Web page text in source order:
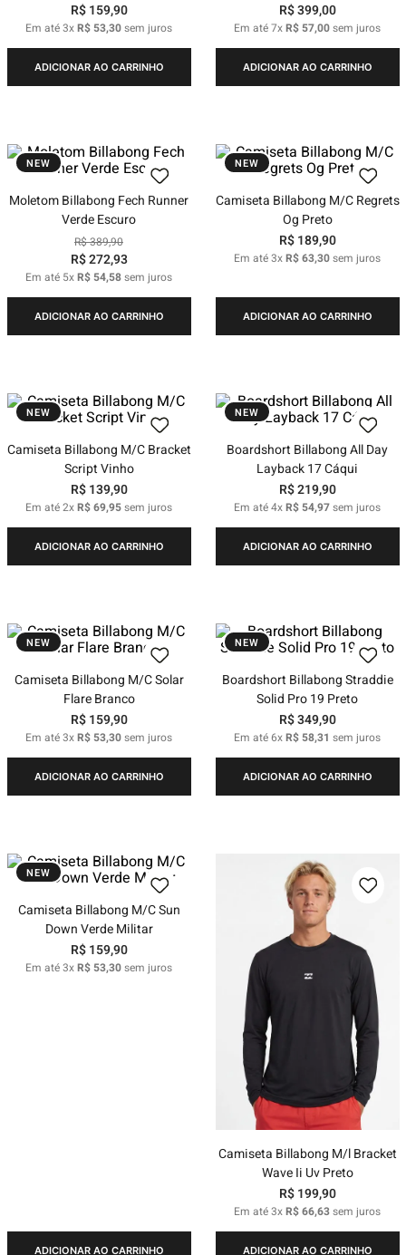
R$ 159,90
Em até3xR$ 53,30sem juros
ADICIONAR AO CARRINHO
R$399,00
Em até7xR$ 57,00sem juros
ADICIONAR AO CARRINHO
NEW
Moletom Billabong Fech Runner
Verde Escuro
R$389,90
R$272,93
Em até 5xR$ 54,58sem juros
ADICIONAR AO CARRINHO
NEW
Camiseta Billabong M/C Regrets
Og Preto
R$ 189,90
Em até3xR$63,30sem juros
ADICIONAR AO CARRINHO
NEW
Camiseta Billabong M/C Bracket
Script Vinho
R$ 139,90
Em até2xR$69,95sem juros
ADICIONAR AO CARRINHO
NEW
Boardshort Billabong All Day
Layback 17 Cáqui
R$219,90
Em até4xR$ 54,97sem juros
ADICIONAR AO CARRINHO
NEW
Camiseta Billabong M/C Solar
Flare Branco
R$ 159,90
Em até3xR$ 53,30sem juros
ADICIONAR AO CARRINHO
NEW
Boardshort Billabong Straddie
Solid Pro 19 Preto
R$349,90
Em até6xR$ 58,31 sem juros
ADICIONAR AO CARRINHO
NEW
Camiseta Billabong M/C Sun
Down Verde Militar
R$ 159,90
Em até3xR$ 53,30sem juros
ADICIONAR AO CARRINHO
Camiseta Billabong M/l Bracket
Wave Ii Uv Preto
R$ 199,90
Em até3xR$66,63sem juros
ADICIONAR AO CARRINHO